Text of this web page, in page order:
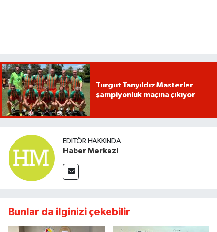
Turgut Tanyıldız Masterler
şampiyonluk maçına çıkıyor
EDITÖR HAKKINDA
Haber Merkezi
Bunlar da ilginizi çekebilir